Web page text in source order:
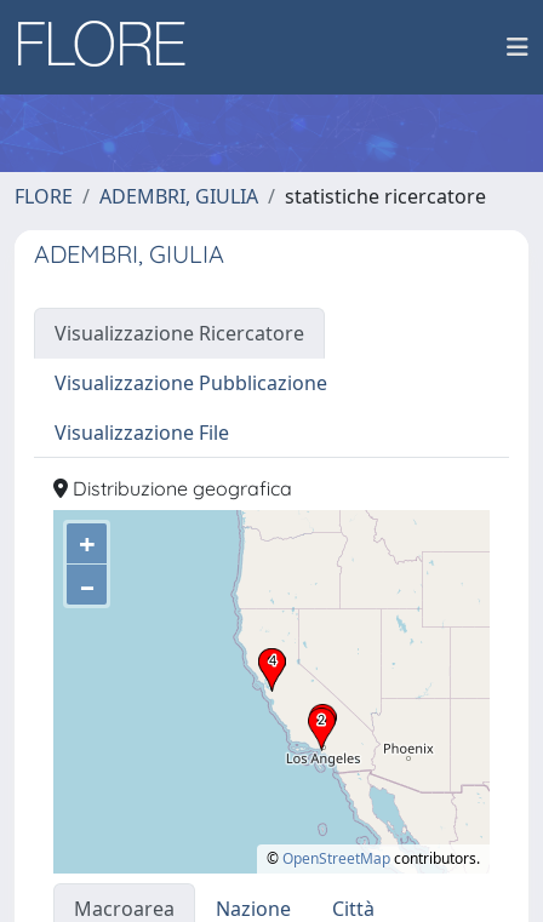
FLORE ADEMBRI, GIULIA statistiche ricercatore
ADEMBRI, GIULIA
Visualizzazione Ricercatore
Visualizzazione Pubblicazione
Visualizzazione File
Distribuzione geografica
+
–
©OpenStreetMapcontributors.
Macroarea Nazione
Città